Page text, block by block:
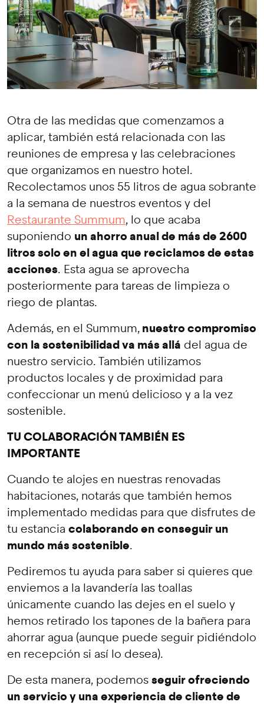
Otra de las medidas que comenzamos a
aplicar, también está relacionada con las
reuniones de empresa y las celebraciones
que organizamos en nuestro hotel.
Recolectamos unos 55 litros de agua sobrante
a la semana de nuestros eventos y del
Restaurante Summum, lo que acaba
suponiendo un ahorro anual de más de 2600
litros solo en el agua que reciclamos de estas
acciones. Esta agua se aprovecha
posteriormente para tareas de limpieza o
riego de plantas.
Además, en el Summum, nuestro compromiso
con la sostenibilidad va más allá del agua de
nuestro servicio. También utilizamos
productos locales y de proximidad para
confeccionar un menú delicioso y a la vez
sostenible.
TU COLABORACIÓN TAMBIÉN ES
IMPORTANTE
Cuando te alojes en nuestras renovadas
habitaciones, notarás que también hemos
implementado medidas para que disfrutes de
tu estancia colaborando en conseguir un
mundo más sostenible.
Pediremos tu ayuda para saber si quieres que
enviemos a la lavandería las toallas
únicamente cuando las dejes en el suelo y
hemos retirado los tapones de la bañera para
ahorrar agua (aunque puede seguir pidiéndolo
en recepción si así lo desea).
De esta manera, podemos seguir ofreciendo
un servicio y una experiencia de cliente de